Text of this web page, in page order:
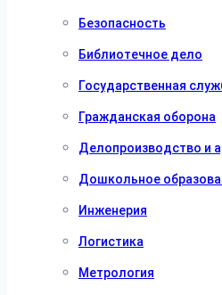
Безопасность
Библиотечное дело
Государственная
Гражданская оборона
Делопроизводство и
Дошкольное
Инженерия
Логистика
Метрология